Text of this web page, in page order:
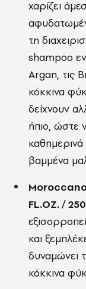
χαρίζει
τη
shampoo
Argan, τις
κόκκινα
δείχνουν
ήπιο, ώστε
βαμμένα
FL.OZ. /
και
δυναμώνει
κόκκινα